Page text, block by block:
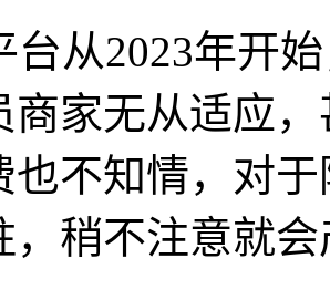
台从2023年开
商家无从适应
也不知情，对
，稍不注意就会